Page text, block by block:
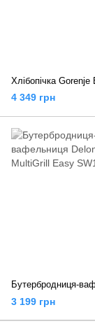
4 349 грн
3 199 грн